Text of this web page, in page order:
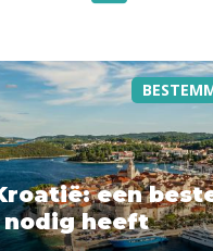
een
nodig heeft